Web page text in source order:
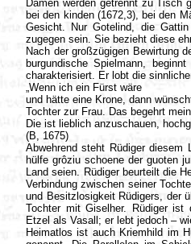
Damen werden getrennt zu Tisch
bei den kinden (1672,3), bei den
Gesicht. Nur Gotelind, die
zugegen sein. Sie bezieht diese
Nach der großzügigen Bewirtung
burgundische Spielmann,
charakterisiert. Er lobt die
„Wenn ich ein Fürst wäre
und hätte eine Krone, dann
Tochter zur Frau. Das begehrt
Die ist lieblich anzuschauen,
(B, 1675)
Abwehrend steht Rüdiger diesem
hülfe grôziu schoene der guoten
Land seien. Rüdiger beurteilt die
Verbindung zwischen seiner
und Besitzlosigkeit Rüdigers, der
Tochter mit Giselher. Rüdiger ist
Etzel als Vasall; er lebt jedoch –
Heimatlos ist auch Kriemhild im